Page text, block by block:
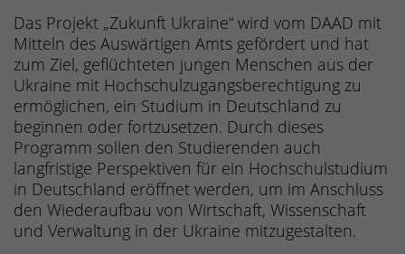
Das Projekt „Zukunft Ukraine“ wird vom DAAD mit
Mitteln des Auswärtigen Amts gefördert und hat
zum Ziel, geflüchteten jungen Menschen aus der
Ukraine mit Hochschulzugangsberechtigung zu
ermöglichen, ein Studium in Deutschland zu
beginnen oder fortzusetzen. Durch dieses
Programm sollen den Studierenden auch
langfristige Perspektiven für ein Hochschulstudium
in Deutschland eröffnet werden, um im Anschluss
den Wiederaufbau von Wirtschaft, Wissenschaft
und Verwaltung in der Ukraine mitzugestalten.